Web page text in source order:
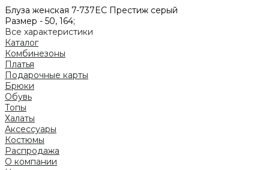
Блуза женская 7-737EC Престиж серый
Размер - 50, 164;
Все характеристики
Каталог
Комбинезоны
Платья
Подарочные карты
Брюки
Обувь
Топы
Халаты
Аксессуары
Костюмы
Распродажа
О компании